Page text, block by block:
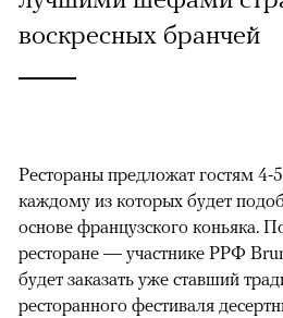
воскресных бранчей
Рестораны предложат гостям 4-
каждому из которых будет
основе французского
ресторане — участнике РРФ
будет заказать уже ставший
ресторанного фестиваля